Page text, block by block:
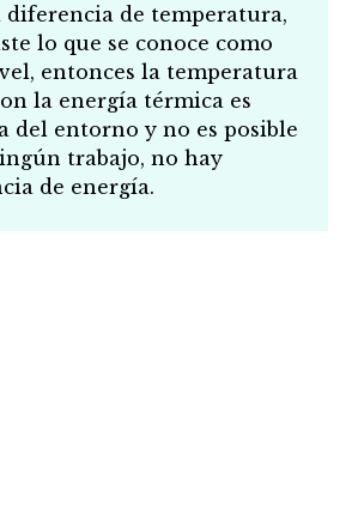
diferencia de temperatura,
lo que se conoce como
entonces la temperatura
la energía térmica es
del entorno y no es posible
trabajo, no hay
de energía.